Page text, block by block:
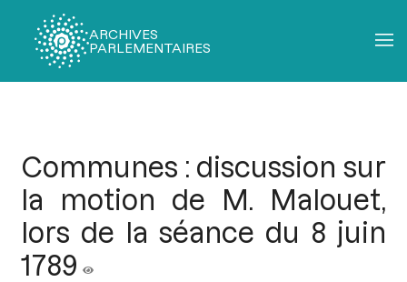
ARCHIVES
PARLEMENTAIRES
Communes : discussion sur
la motion de M. Malouet,
lors de la séance du 8 juin
1789